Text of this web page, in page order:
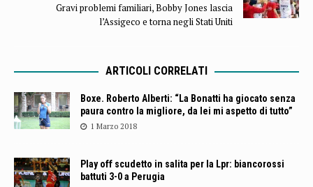
Gravi problemi familiari, Bobby Jones lascia
l’Assigeco e torna negli Stati Uniti
ARTICOLI CORRELATI
Boxe. Roberto Alberti: “La Bonatti ha giocato senza
paura contro la migliore, da lei mi aspetto di tutto”
1 Marzo 2018
Play off scudetto in salita per la Lpr: biancorossi
battuti 3-0 a Perugia